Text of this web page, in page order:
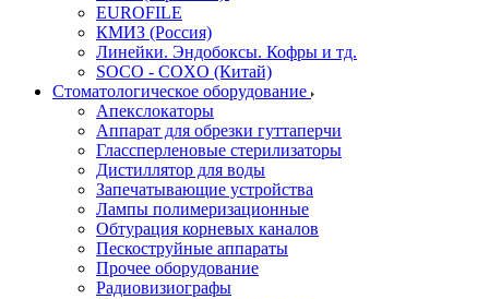
EUROFILE
КМИЗ (Россия)
Линейки. Эндобоксы. Кофры и тд.
SOCO - COXO (Китай)
Стоматологическое оборудование
Апекслокаторы
Аппарат для обрезки гуттаперчи
Глассперленовые стерилизаторы
Дистиллятор для воды
Запечатывающие устройства
Лампы полимеризационные
Обтурация корневых каналов
Пескоструйные аппараты
Прочее оборудование
Радиовизиографы